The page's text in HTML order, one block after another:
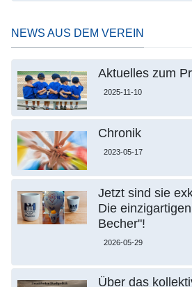
NEWS AUS DEM VEREIN
Aktuelles zum
2025-11-10
Chronik
2023-05-17
Jetzt sind sie
Die
Becher"!
2026-05-29
Über das